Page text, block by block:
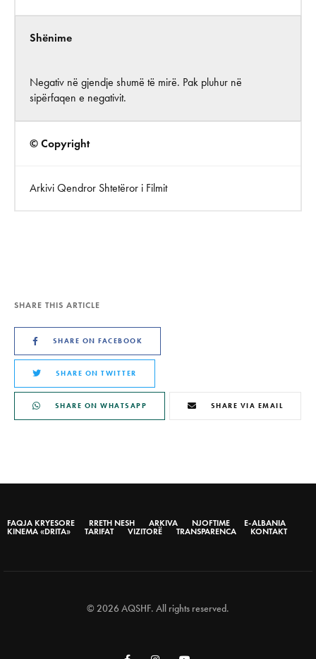
Shënime
Negativ në gjendje shumë të mirë. Pak pluhur në
sipërfaqen e negativit.
© Copyright
Arkivi Qendror Shtetëror i Filmit
SHARE THIS ARTICLE
SHARE ON FACEBOOK
SHARE ON TWITTER
SHARE ON WHATSAPP SHARE VIA EMAIL
FAQJA KRYESORE RRETH NESH ARKIVA NJOFTIME
E-ALBANIA
KINEMA «DRITA»
TARIFAT VIZITORË TRANSPARENCA KONTAKT
© 2026 AQSHF. All rights reserved.